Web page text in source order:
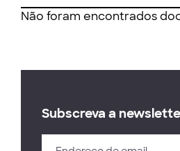
Não foram encontrados
Subscreva a